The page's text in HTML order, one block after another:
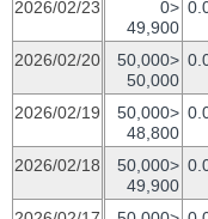
2026/02/23
0>
49,900
2026/02/20
50,000>
50,000
2026/02/19
50,000>
48,800
2026/02/18
50,000>
49,900